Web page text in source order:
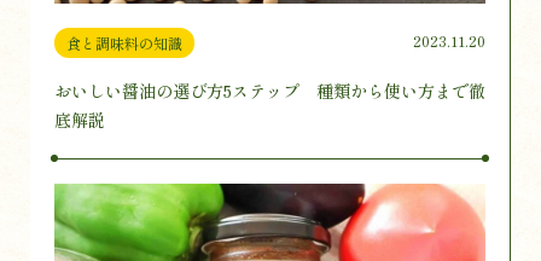
食と調味料の知識 2023.11.20
おいしい醤油の選び方5ステップ 種類から使い方まで徹
底解説